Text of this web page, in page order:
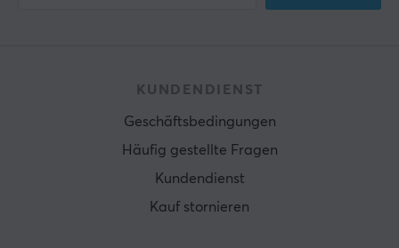
KUNDENDIENST
Geschäftsbedingungen
Häufig gestellte Fragen
Kundendienst
Kauf stornieren